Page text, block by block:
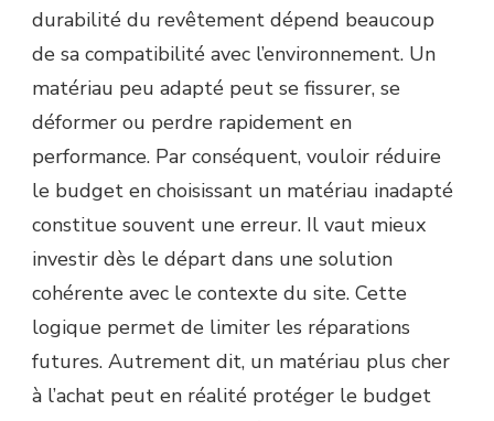
durabilité du revêtement dépend beaucoup
de sa compatibilité avec l’environnement. Un
matériau peu adapté peut se fissurer, se
déformer ou perdre rapidement en
performance. Par conséquent, vouloir réduire
le budget en choisissant un matériau inadapté
constitue souvent une erreur. Il vaut mieux
investir dès le départ dans une solution
cohérente avec le contexte du site. Cette
logique permet de limiter les réparations
futures. Autrement dit, un matériau plus cher
à l’achat peut en réalité protéger le budget